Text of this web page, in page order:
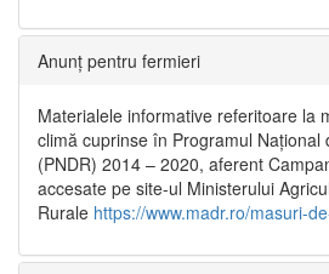
Anunț pentru fermieri
Materialele informative referitoare la
climă cuprinse în Programul Național
(PNDR) 2014 – 2020, aferent
accesate pe site-ul Ministerului
Rurale https://www.madr.ro/masuri-